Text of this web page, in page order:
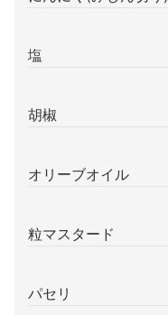
塩
胡椒
オリーブオイル
粒マスタード
パセリ